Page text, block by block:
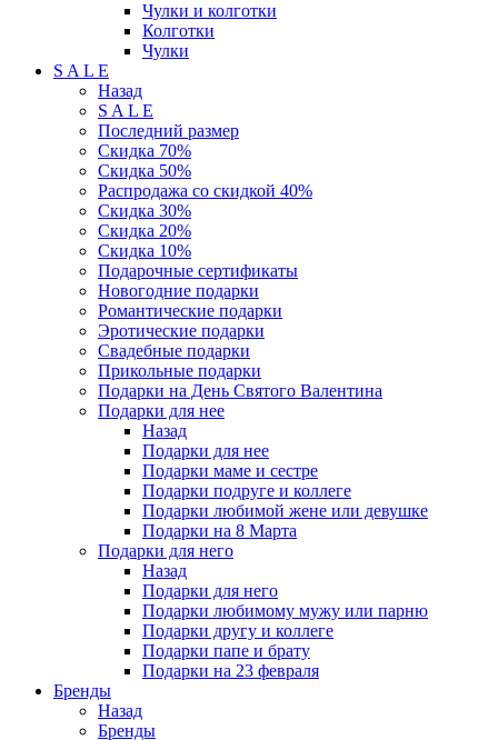
Чулки и колготки
Колготки
Чулки
S A L E
Назад
S A L E
Последний размер
Скидка 70%
Скидка 50%
Распродажа со скидкой 40%
Скидка 30%
Скидка 20%
Скидка 10%
Подарочные сертификаты
Новогодние подарки
Романтические подарки
Эротические подарки
Свадебные подарки
Прикольные подарки
Подарки на День Святого Валентина
Подарки для нее
Назад
Подарки для нее
Подарки маме и сестре
Подарки подруге и коллеге
Подарки любимой жене или девушке
Подарки на 8 Марта
Подарки для него
Назад
Подарки для него
Подарки любимому мужу или парню
Подарки другу и коллеге
Подарки папе и брату
Подарки на 23 февраля
Бренды
Назад
Бренды